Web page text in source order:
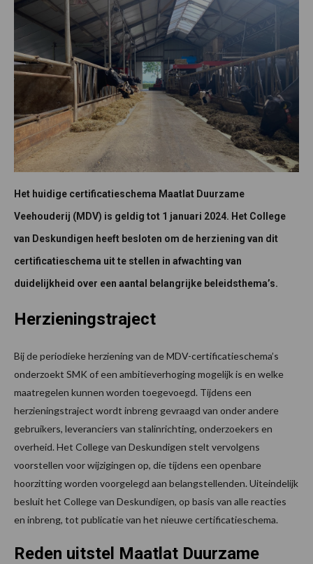
Het huidige certificatieschema Maatlat Duurzame
Veehouderij (MDV) is geldig tot 1 januari 2024. Het College
van Deskundigen heeft besloten om de herziening van dit
certificatieschema uit te stellen in afwachting van
duidelijkheid over een aantal belangrijke beleidsthema’s.
Herzieningstraject
Bij de periodieke herziening van de MDV-certificatieschema’s
onderzoekt SMK of een ambitieverhoging mogelijk is en welke
maatregelen kunnen worden toegevoegd. Tijdens een
herzieningstraject wordt inbreng gevraagd van onder andere
gebruikers, leveranciers van stalinrichting, onderzoekers en
overheid. Het College van Deskundigen stelt vervolgens
voorstellen voor wijzigingen op, die tijdens een openbare
hoorzitting worden voorgelegd aan belangstellenden. Uiteindelijk
besluit het College van Deskundigen, op basis van alle reacties
en inbreng, tot publicatie van het nieuwe certificatieschema.
Reden uitstel Maatlat Duurzame